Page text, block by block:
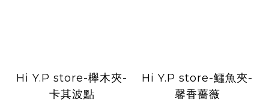
Hi Y.P store-櫸木夾-
卡其波點
Hi Y.P store-鱷魚夾-
馨香薔薇